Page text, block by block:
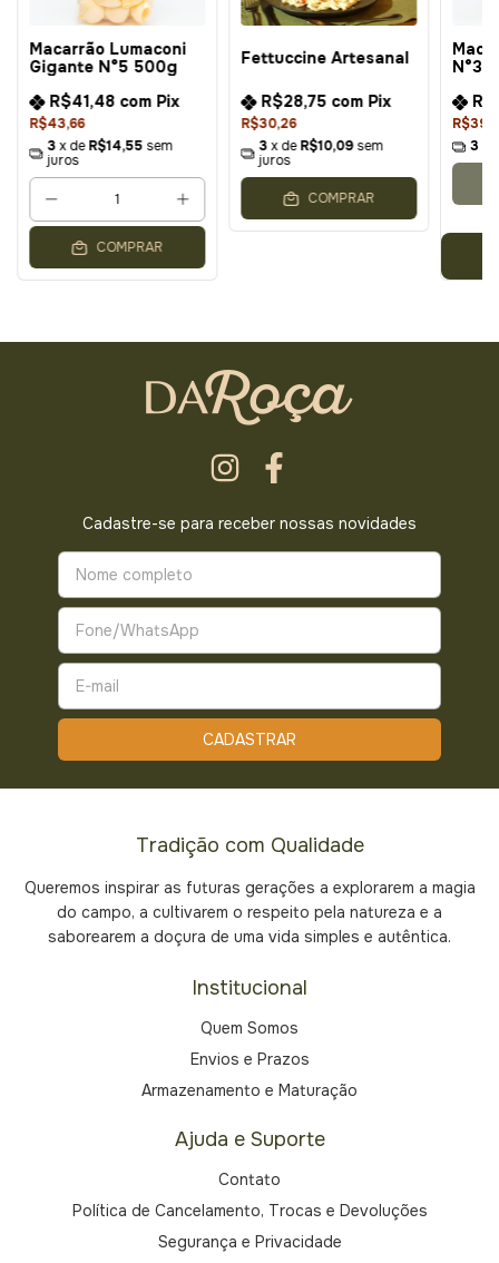
Macarrão Lumaconi
Gigante N°5 500g
R$43,66
R$41,48 com Pix
3x deR$14,55 sem
juros
COMPRAR
Fettuccine Artesanal
R$30,26
R$28,75 com Pix
3 x deR$10,09 sem
juros
COMPRAR
N°3
3
Cadastre-se para receber nossas novidades
Tradição com Qualidade
Queremos inspirar as futuras gerações a explorarem a magia
do campo, a cultivarem o respeito pela natureza e a
saborearem a doçura de uma vida simples e autêntica.
Institucional
Quem Somos
Envios e Prazos
Armazenamento e Maturação
Ajuda e Suporte
Contato
Política de Cancelamento, Trocas e Devoluções
Segurança e Privacidade